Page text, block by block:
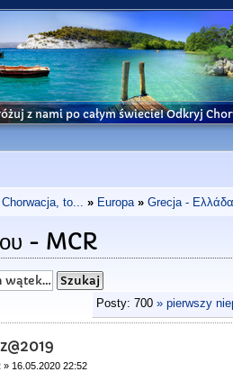
z nami po całym świecie! Odkryj
to... » Europa » Grecja - Ελλάδα
- MCR
Posty: 700 » pierwszy
» 16.05.2020 22:52